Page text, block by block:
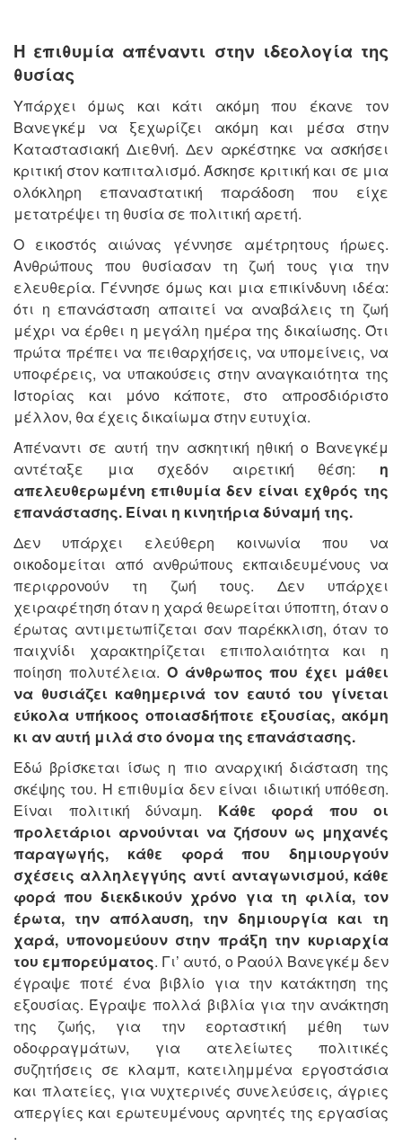
Η επιθυμία απέναντι στην ιδεολογία της
θυσίας
Υπάρχει όμως και κάτι ακόμη που έκανε τον
Βανεγκέμ να ξεχωρίζει ακόμη και μέσα στην
Καταστασιακή Διεθνή. Δεν αρκέστηκε να ασκήσει
κριτική στον καπιταλισμό. Άσκησε κριτική και σε μια
ολόκληρη επαναστατική παράδοση που είχε
μετατρέψει τη θυσία σε πολιτική αρετή.
Ο εικοστός αιώνας γέννησε αμέτρητους ήρωες.
Ανθρώπους που θυσίασαν τη ζωή τους για την
ελευθερία. Γέννησε όμως και μια επικίνδυνη ιδέα:
ότι η επανάσταση απαιτεί να αναβάλεις τη ζωή
μέχρι να έρθει η μεγάλη ημέρα της δικαίωσης. Ότι
πρώτα πρέπει να πειθαρχήσεις, να υπομείνεις, να
υποφέρεις, να υπακούσεις στην αναγκαιότητα της
Ιστορίας και μόνο κάποτε, στο απροσδιόριστο
μέλλον, θα έχεις δικαίωμα στην ευτυχία.
Απέναντι σε αυτή την ασκητική ηθική ο Βανεγκέμ
αντέταξε μια σχεδόν αιρετική θέση: η
απελευθερωμένη επιθυμία δεν είναι εχθρός της
επανάστασης. Είναι η κινητήρια δύναμή της.
Δεν υπάρχει ελεύθερη κοινωνία που να
οικοδομείται από ανθρώπους εκπαιδευμένους να
περιφρονούν τη ζωή τους. Δεν υπάρχει
χειραφέτηση όταν η χαρά θεωρείται ύποπτη, όταν ο
έρωτας αντιμετωπίζεται σαν παρέκκλιση, όταν το
παιχνίδι χαρακτηρίζεται επιπολαιότητα και η
ποίηση πολυτέλεια. Ο άνθρωπος που έχει μάθει
να θυσιάζει καθημερινά τον εαυτό του γίνεται
εύκολα υπήκοος οποιασδήποτε εξουσίας, ακόμη
κι αν αυτή μιλά στο όνομα της επανάστασης.
Εδώ βρίσκεται ίσως η πιο αναρχική διάσταση της
σκέψης του. Η επιθυμία δεν είναι ιδιωτική υπόθεση.
Είναι πολιτική δύναμη. Κάθε φορά που οι
προλετάριοι αρνούνται να ζήσουν ως μηχανές
παραγωγής, κάθε φορά που δημιουργούν
σχέσεις αλληλεγγύης αντί ανταγωνισμού, κάθε
φορά που διεκδικούν χρόνο για τη φιλία, τον
έρωτα, την απόλαυση, την δημιουργία και τη
χαρά, υπονομεύουν στην πράξη την κυριαρχία
του εμπορεύματος. Γι’ αυτό, ο Ραούλ Βανεγκέμ δεν
έγραψε ποτέ ένα βιβλίο για την κατάκτηση της
εξουσίας. Έγραψε πολλά βιβλία για την ανάκτηση
της ζωής, για την εορταστική μέθη των
οδοφραγμάτων, για ατελείωτες πολιτικές
συζητήσεις σε κλαμπ, κατειλημμένα εργοστάσια
και πλατείες, για νυχτερινές συνελεύσεις, άγριες
απεργίες και ερωτευμένους αρνητές της εργασίας
.